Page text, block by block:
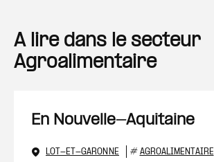
A lire dans le secteur
Agroalimentaire
En Nouvelle-Aquitaine
LOT-ET-GARONNE # AGROALIMENTAIRE